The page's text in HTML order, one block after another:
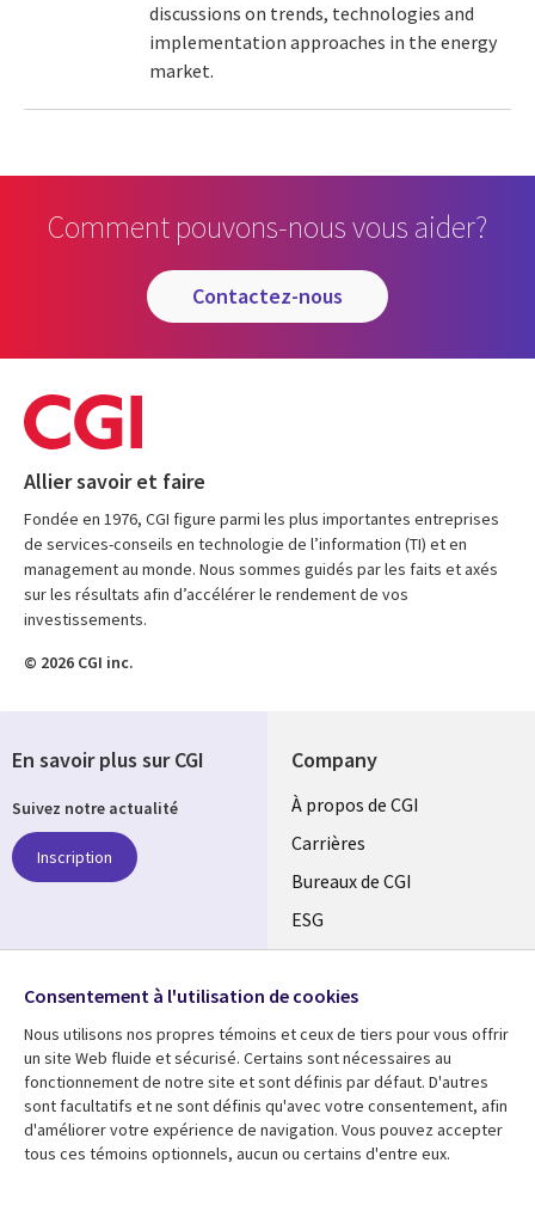
discussions on trends, technologies and
implementation approaches in the energy
market.
Comment pouvons-nous vous aider?
contactez-nous
Allier savoir et faire
Fondée en 1976, CGI figure parmi les plus importantes entreprises
de services-conseils en technologie de l’information (TI) et en
management au monde. Nous sommes guidés par les faits et axés
sur les résultats afin d’accélérer le rendement de vos
investissements.
© 2026 CGI inc.
Company
Useful
links
CANADA
FR
À propos de CGI
Carrières
Bureaux de CGI
ESG
Alliances
Ressources
Library
Articles
Support
Legal
Restrictions et
En savoir plus sur CGI
Suivez notre actualité
Inscription
Media
CANADA
Consentement à l'utilisation de cookies
Nous utilisons nos propres témoins et ceux de tiers pour vous offrir
un site Web fluide et sécurisé. Certains sont nécessaires au
fonctionnement de notre site et sont définis par défaut. D'autres
sont facultatifs et ne sont définis qu'avec votre consentement, afin
d'améliorer votre expérience de navigation. Vous pouvez accepter
tous ces témoins optionnels, aucun ou certains d'entre eux.